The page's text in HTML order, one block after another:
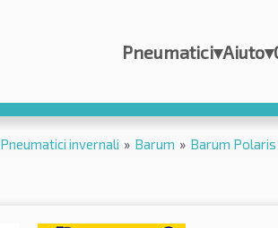
Pneumatici▾Aiuto▾
Pneumatici invernali » Barum » Barum